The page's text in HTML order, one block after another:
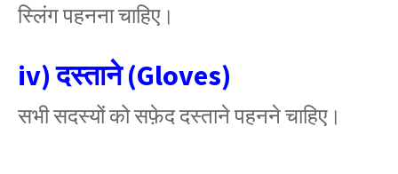
स्लिंग पहनना चाहिए।
iv) दस्ताने (Gloves)
सभी सदस्यों को सफ़ेद दस्ताने पहनने चाहिए।